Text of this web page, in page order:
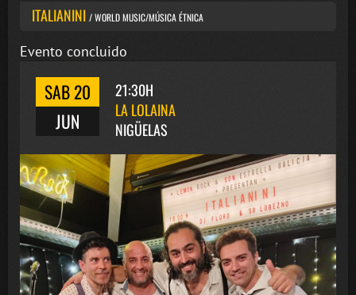
ITALIANINI / WORLD MUSIC/MÚSICA ÉTNICA
Evento concluido
SAB 20
JUN
21:30H
LA LOLAINA
NIGÜELAS